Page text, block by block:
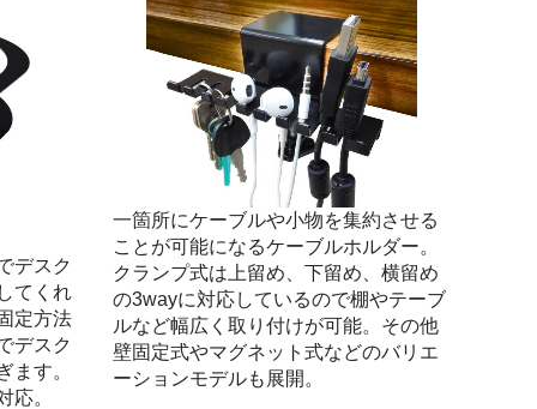
デスク
てくれ
定方法
デスク
ます。
応。
一箇所にケーブルや小物を集約させる
ことが可能になるケーブルホルダー。
クランプ式は上留め、下留め、横留め
の3wayに対応しているので棚やテーブ
ルなど幅広く取り付けが可能。その他
壁固定式やマグネット式などのバリエ
ーションモデルも展開。